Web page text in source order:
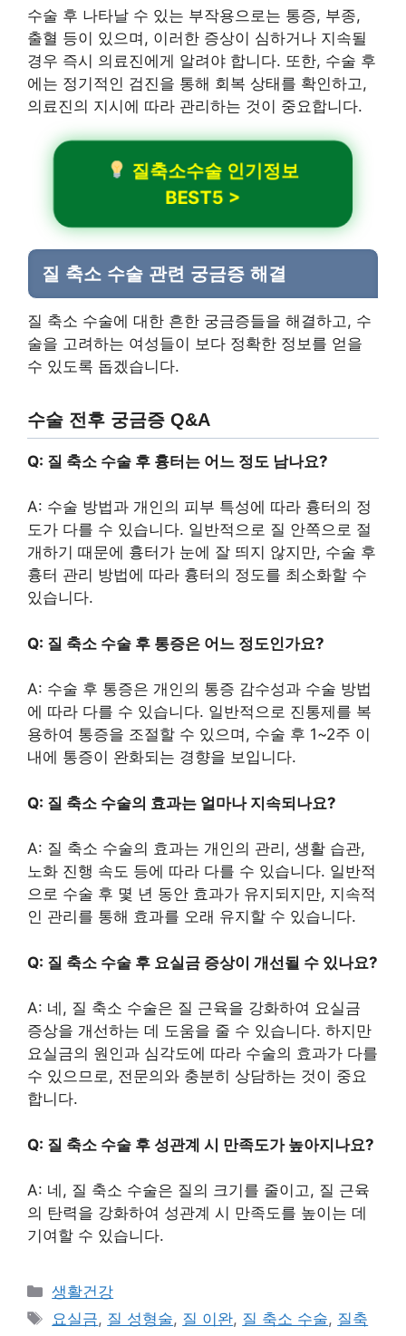
수술 후 나타날 수 있는 부작용으로는 통증, 부종,
출혈 등이 있으며, 이러한 증상이 심하거나 지속될
경우 즉시 의료진에게 알려야 합니다. 또한, 수술 후
에는 정기적인 검진을 통해 회복 상태를 확인하고,
의료진의 지시에 따라 관리하는 것이 중요합니다.
질축소수술 인기정보
BEST5 >
질 축소 수술 관련 궁금증 해결
질 축소 수술에 대한 흔한 궁금증들을 해결하고, 수
술을 고려하는 여성들이 보다 정확한 정보를 얻을
수 있도록 돕겠습니다.
수술 전후 궁금증 Q&A
Q: 질 축소 수술 후 흉터는 어느 정도 남나요?
A: 수술 방법과 개인의 피부 특성에 따라 흉터의 정
도가 다를 수 있습니다. 일반적으로 질 안쪽으로 절
개하기 때문에 흉터가 눈에 잘 띄지 않지만, 수술 후
흉터 관리 방법에 따라 흉터의 정도를 최소화할 수
있습니다.
Q: 질 축소 수술 후 통증은 어느 정도인가요?
A: 수술 후 통증은 개인의 통증 감수성과 수술 방법
에 따라 다를 수 있습니다. 일반적으로 진통제를 복
용하여 통증을 조절할 수 있으며, 수술 후 1~2주 이
내에 통증이 완화되는 경향을 보입니다.
Q: 질 축소 수술의 효과는 얼마나 지속되나요?
A: 질 축소 수술의 효과는 개인의 관리, 생활 습관,
노화 진행 속도 등에 따라 다를 수 있습니다. 일반적
으로 수술 후 몇 년 동안 효과가 유지되지만, 지속적
인 관리를 통해 효과를 오래 유지할 수 있습니다.
Q: 질 축소 수술 후 요실금 증상이 개선될 수 있나요?
A: 네, 질 축소 수술은 질 근육을 강화하여 요실금
증상을 개선하는 데 도움을 줄 수 있습니다. 하지만
요실금의 원인과 심각도에 따라 수술의 효과가 다를
수 있으므로, 전문의와 충분히 상담하는 것이 중요
합니다.
Q: 질 축소 수술 후 성관계 시 만족도가 높아지나요?
A: 네, 질 축소 수술은 질의 크기를 줄이고, 질 근육
의 탄력을 강화하여 성관계 시 만족도를 높이는 데
기여할 수 있습니다.
Categories
생활건강
Tags
요실금, 질 성형술, 질 이완, 질 축소 수술, 질축